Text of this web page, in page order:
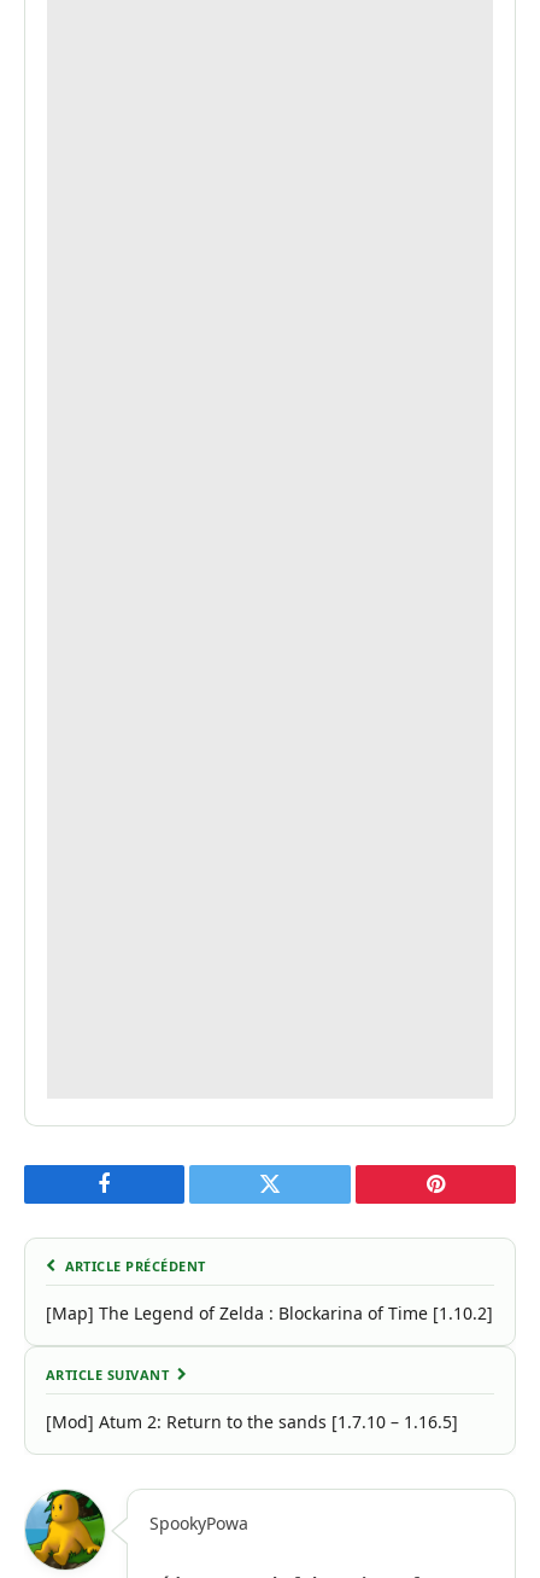
Facebook Twitter Pinterest
ARTICLE PRÉCÉDENT
[Map] The Legend of Zelda : Blockarina of Time [1.10.2]
ARTICLE SUIVANT
[Mod] Atum 2: Return to the sands [1.7.10 – 1.16.5]
SpookyPowa